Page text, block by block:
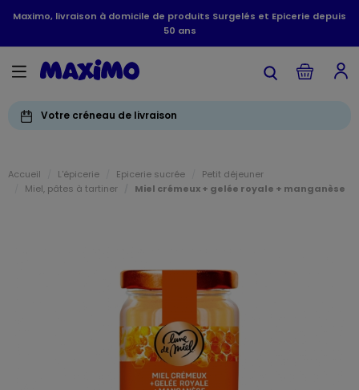
Maximo, livraison à domicile de produits Surgelés et Epicerie depuis
50 ans
Votre créneau de livraison
Accueil L'épicerie Epicerie sucrée
Petit déjeuner
Miel, pâtes à tartiner
Miel crémeux + gelée royale + manganèse